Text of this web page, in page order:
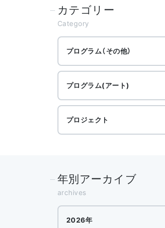
カテゴリー
Category
プログラム（その他）
プログラム(アート)
プロジェクト
年別アーカイブ
archives
2026年